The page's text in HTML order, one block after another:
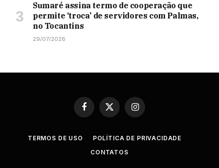
Sumaré assina termo de cooperação que
permite ‘troca’ de servidores com Palmas,
no Tocantins
29/07/2026
Facebook
X
Instagram
TERMOS DE USO
POLÍTICA DE PRIVACIDADE
CONTATOS